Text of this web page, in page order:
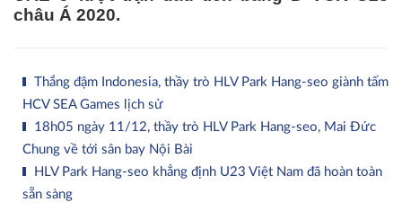
châu Á 2020.
Thắng đậm Indonesia, thầy trò HLV Park Hang-seo giành tấm
HCV SEA Games lịch sử
18h05 ngày 11/12, thầy trò HLV Park Hang-seo, Mai Đức
Chung về tới sân bay Nội Bài
HLV Park Hang-seo khẳng định U23 Việt Nam đã hoàn toàn
sẵn sàng